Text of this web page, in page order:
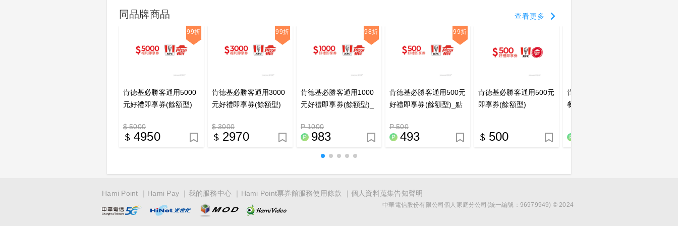
同品牌商品 查看更多
99折
肯德基必勝客通用5000
元好禮即享券(餘額型)
$ 5000
4950
99折
肯德基必勝客通用3000
元好禮即享券(餘額型)
$ 3000
2970
98折
肯德基必勝客通用1000
元好禮即享券(餘額型)_
P 1000
983
99折
肯德基必勝客通用500元
好禮即享券(餘額型)_點
P 500
493
肯德基必勝客通用500元
即享券(餘額型)
500
肯德基 吮指脆雞燒餅 套
餐(早餐限定) 好禮即享
Hami Point Hami Pay 我的服務中心 Hami Point票券館服務使用條款 個人資料蒐集告知聲明
中華電信股份有限公司個人家庭分公司(統一編號：96979949) © 2024